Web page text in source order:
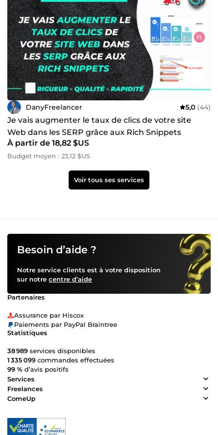
DanyFreelancer 5,0 (44)
Je vais augmenter le taux de clics de votre site
Web dans les SERP grâce aux Rich Snippets
À partir de 18,82 $US
Budget moyen : 23,12 $US
Voir tous ses services
Besoin d’aide ?
Notre service clients est à votre disposition
sur notre centre d’aide
Partenaires
Assurance par Hiscox
Paiements par PayPal Braintree
Statistiques
38 989 services disponibles
1 335 099 commandes effectuées
99 % d’avis positifs
Services
Freelances
ComeUp